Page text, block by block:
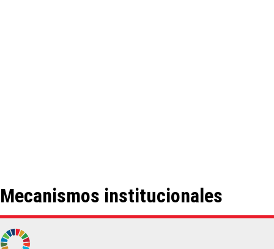
Mecanismos institucionales